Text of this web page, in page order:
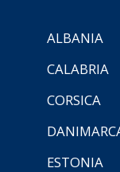
ALBANIA
CALABRIA
CORSICA
ESTONIA